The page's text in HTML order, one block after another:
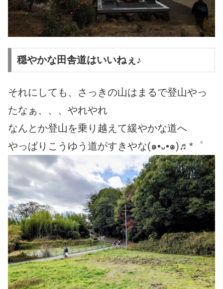
穏やかな田舎道はいいねぇ♪
それにしても、さっきの山はまるで登山やっ
たなぁ、、、やれやれ
なんとか登山を乗り越えて緩やかな道へ
やっぱりこうゆう道がすきやな(๑•᎑•๑)♬*゜